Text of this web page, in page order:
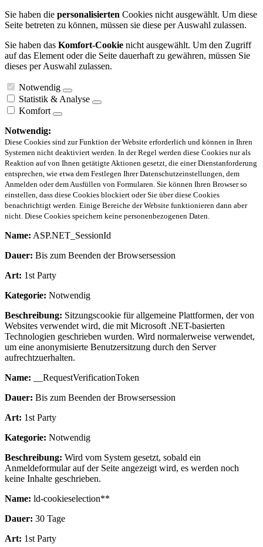
Sie haben die personalisierten Cookies nicht ausgewählt. Um diese
Seite betreten zu können, müssen sie diese per Auswahl zulassen.
Sie haben das Komfort-Cookie nicht ausgewählt. Um den Zugriff
auf das Element oder die Seite dauerhaft zu gewähren, müssen Sie
dieses per Auswahl zulassen.
Notwendig
Statistik & Analyse
Komfort
Notwendig:
Diese Cookies sind zur Funktion der Website erforderlich und können in Ihren
Systemen nicht deaktiviert werden. In der Regel werden diese Cookies nur als
Reaktion auf von Ihnen getätigte Aktionen gesetzt, die einer Dienstanforderung
entsprechen, wie etwa dem Festlegen Ihrer Datenschutzeinstellungen, dem
Anmelden oder dem Ausfüllen von Formularen. Sie können Ihren Browser so
einstellen, dass diese Cookies blockiert oder Sie über diese Cookies
benachrichtigt werden. Einige Bereiche der Website funktionieren dann aber
nicht. Diese Cookies speichern keine personenbezogenen Daten.
Name: ASP.NET_SessionId
Dauer: Bis zum Beenden der Browsersession
Art: 1st Party
Kategorie: Notwendig
Beschreibung: Sitzungscookie für allgemeine Plattformen, der von
Websites verwendet wird, die mit Microsoft .NET-basierten
Technologien geschrieben wurden. Wird normalerweise verwendet,
um eine anonymisierte Benutzersitzung durch den Server
aufrechtzuerhalten.
Name: __RequestVerificationToken
Dauer: Bis zum Beenden der Browsersession
Art: 1st Party
Kategorie: Notwendig
Beschreibung: Wird vom System gesetzt, sobald ein
Anmeldeformular auf der Seite angezeigt wird, es werden noch
keine Inhalte geschrieben.
Name: ld-cookieselection**
Dauer: 30 Tage
Art: 1st Party